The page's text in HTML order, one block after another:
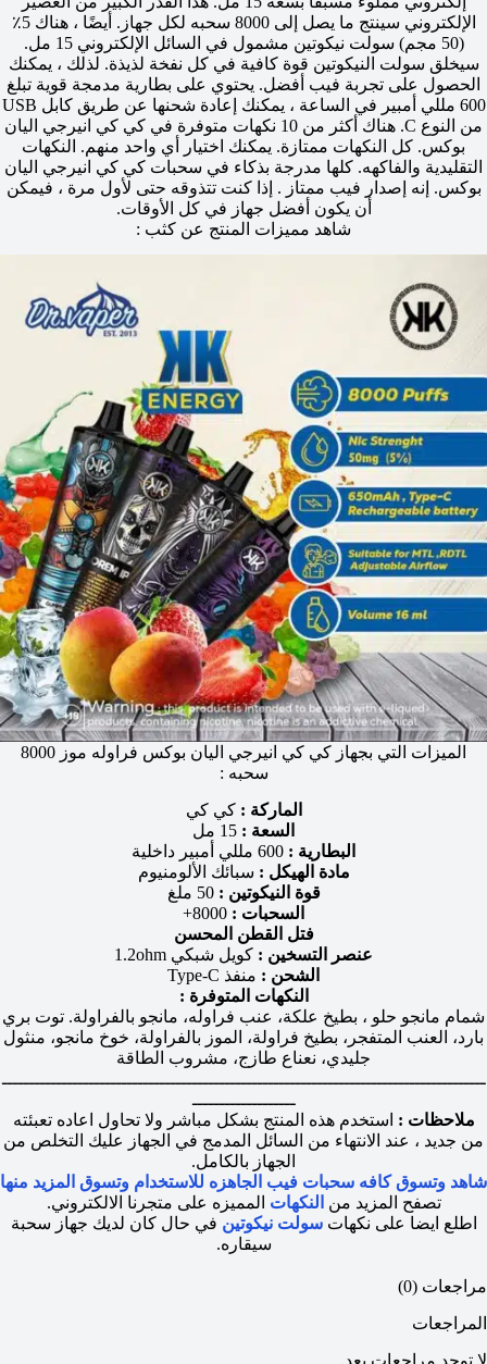
الإلكتروني سينتج ما يصل إلى 8000 سحبه لكل جهاز. أيضًا ، هناك 5٪
(50 مجم) سولت نيكوتين مشمول في السائل الإلكتروني 15 مل.
سيخلق سولت النيكوتين قوة كافية في كل نفخة لذيذة. لذلك ، يمكنك
الحصول على تجربة فيب أفضل. يحتوي على بطارية مدمجة قوية تبلغ
600 مللي أمبير في الساعة ، يمكنك إعادة شحنها عن طريق كابل USB
من النوع C. هناك أكثر من 10 نكهات متوفرة في كي كي انيرجي اليان
بوكس. كل النكهات ممتازة. يمكنك اختيار أي واحد منهم. النكهات
التقليدية والفاكهه. كلها مدرجة بذكاء في سحبات كي كي انيرجي اليان
بوكس. إنه إصدار فيب ممتاز . إذا كنت تتذوقه حتى لأول مرة ، فيمكن
أن يكون أفضل جهاز في كل الأوقات.
شاهد مميزات المنتج عن كثب :
الميزات التي بجهاز كي كي انيرجي اليان بوكس فراوله موز 8000
سحبه :
الماركة : كي كي
السعة :
البطارية :
مادة الهيكل : سبائك الألومنيوم
قوة النيكوتين : 50 ملغ
السحبات :
فتل القطن المحسن
عنصر التسخين : كويل شبكي 1.2ohm
الشحن : منفذ Type-C
النكهات المتوفرة :
شمام مانجو حلو ، بطيخ علكة، عنب فراوله، مانجو بالفراولة. توت بري
بارد، العنب المتفجر، بطيخ فراولة، الموز بالفراولة، خوخ مانجو، منثول
جليدي، نعناع طازج، مشروب الطاقة
ـــــــــــــــــــــــــــــــــــــــــــــــــــــــــــــــــــــــــــــــــــــــــ
ـــــــــــــــــــ
ملاحظات : استخدم هذه المنتج بشكل مباشر ولا تحاول اعاده تعبئته
من جديد ، عند الانتهاء من السائل المدمج في الجهاز عليك التخلص من
الجهاز بالكامل.
شاهد وتسوق كافه سحبات فيب الجاهزه للاستخدام وتسوق المزيد منها
تصفح المزيد من النكهات المميزه على متجرنا الالكتروني.
اطلع ايضا على نكهاتسولت نيكوتين في حال كان لديك جهاز سحبة
سيقاره.
مراجعات (0)
المراجعات
لا توجد مراجعات بعد.